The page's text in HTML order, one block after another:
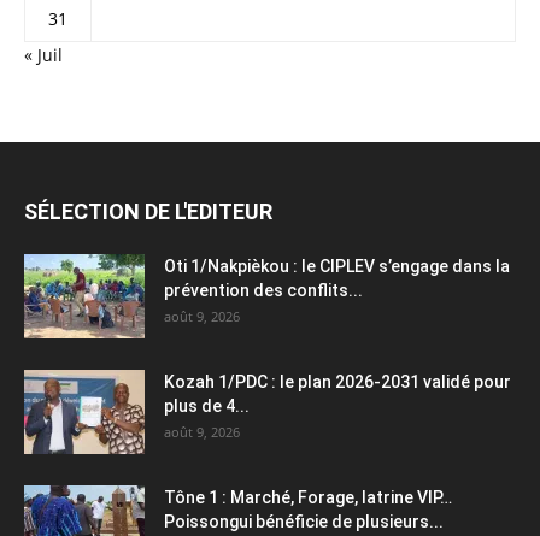
31
« Juil
SÉLECTION DE L'EDITEUR
Oti 1/Nakpièkou : le CIPLEV s’engage dans la
prévention des conflits...
août 9, 2026
Kozah 1/PDC : le plan 2026-2031 validé pour
plus de 4...
août 9, 2026
Tône 1 : Marché, Forage, latrine VIP…
Poissongui bénéficie de plusieurs...